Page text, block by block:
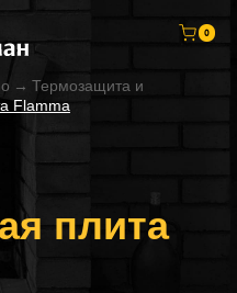
0
→ Термозащита и
Flamma
плита